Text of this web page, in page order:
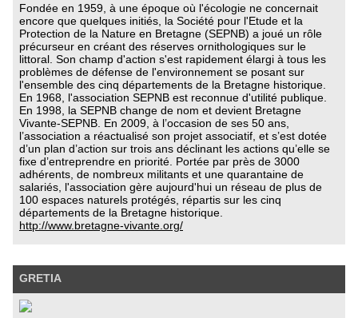
Fondée en 1959, à une époque où l'écologie ne concernait
encore que quelques initiés, la Société pour l'Etude et la
Protection de la Nature en Bretagne (SEPNB) a joué un rôle
précurseur en créant des réserves ornithologiques sur le
littoral. Son champ d'action s'est rapidement élargi à tous les
problèmes de défense de l'environnement se posant sur
l'ensemble des cinq départements de la Bretagne historique.
En 1968, l'association SEPNB est reconnue d'utilité publique.
En 1998, la SEPNB change de nom et devient Bretagne
Vivante-SEPNB. En 2009, à l’occasion de ses 50 ans,
l’association a réactualisé son projet associatif, et s’est dotée
d’un plan d’action sur trois ans déclinant les actions qu’elle se
fixe d’entreprendre en priorité. Portée par près de 3000
adhérents, de nombreux militants et une quarantaine de
salariés, l'association gère aujourd'hui un réseau de plus de
100 espaces naturels protégés, répartis sur les cinq
départements de la Bretagne historique.
http://www.bretagne-vivante.org/
GRETIA